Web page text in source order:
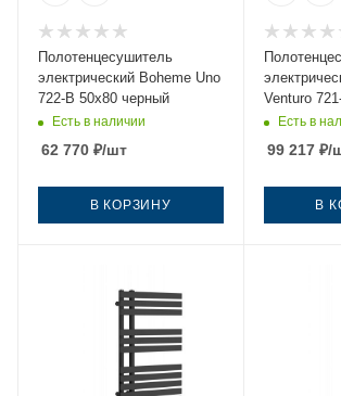
Полотенцесушитель
электрический Boheme Uno
722-B 50х80 черный
Есть в наличии
62 770 ₽/шт
В КОРЗИНУ
Venturo
Есть в
99 217₽/
В